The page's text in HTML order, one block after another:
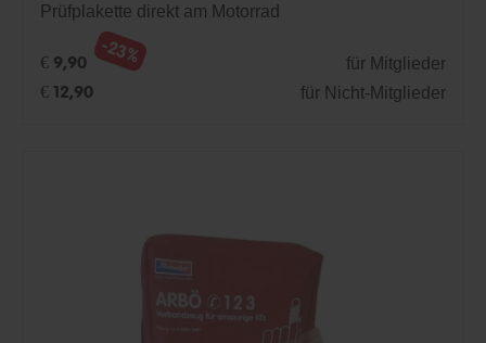
Prüfplakette direkt am Motorrad
€ 9,90 -23% für Mitglieder
€ 12,90 für Nicht-Mitglieder